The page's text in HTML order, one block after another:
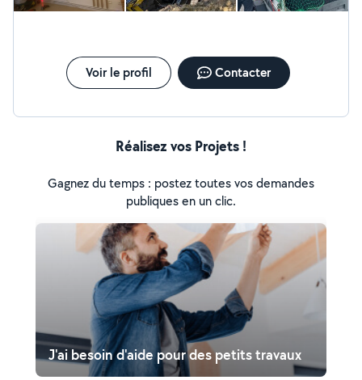
Voir le profil Contacter
Réalisez vos Projets !
Gagnez du temps : postez toutes vos demandes
publiques en un clic.
J'ai besoin d'aide pour des petits travaux